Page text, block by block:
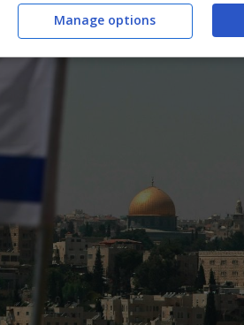
Manage options